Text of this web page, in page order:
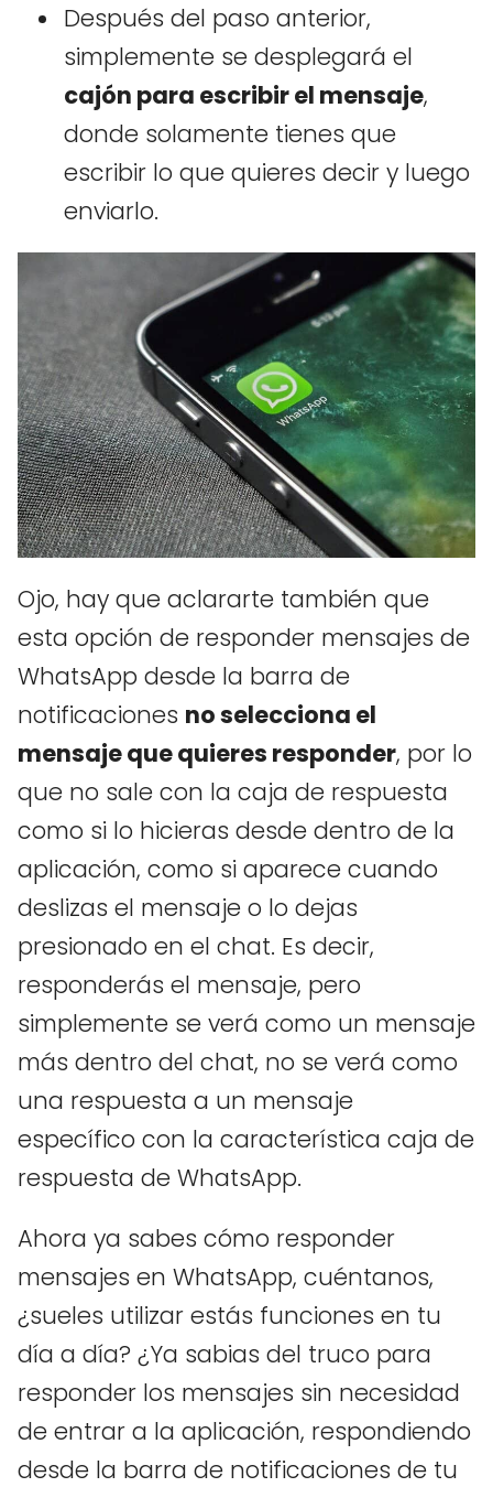
Después del paso anterior,
simplemente se desplegará el
cajón para escribir el mensaje,
donde solamente tienes que
escribir lo que quieres decir y luego
enviarlo.
Ojo, hay que aclararte también que
esta opción de responder mensajes de
WhatsApp desde la barra de
notificaciones no selecciona el
mensaje que quieres responder, por lo
que no sale con la caja de respuesta
como si lo hicieras desde dentro de la
aplicación, como si aparece cuando
deslizas el mensaje o lo dejas
presionado en el chat. Es decir,
responderás el mensaje, pero
simplemente se verá como un mensaje
más dentro del chat, no se verá como
una respuesta a un mensaje
específico con la característica caja de
respuesta de WhatsApp.
Ahora ya sabes cómo responder
mensajes en WhatsApp, cuéntanos,
¿sueles utilizar estás funciones en tu
día a día? ¿Ya sabias del truco para
responder los mensajes sin necesidad
de entrar a la aplicación, respondiendo
desde la barra de notificaciones de tu